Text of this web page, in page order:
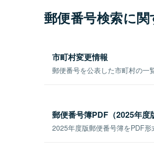
郵便番号検索に
市町村変更情報
郵便番号を公表した市町村の一
郵便番号簿PDF（2025年度
2025年度版郵便番号簿をPDF形